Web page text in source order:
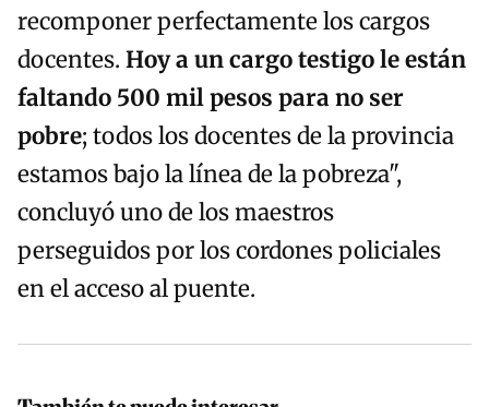
recomponer perfectamente los cargos
docentes. Hoy a un cargo testigo le están
faltando 500 mil pesos para no ser
pobre; todos los docentes de la provincia
estamos bajo la línea de la pobreza",
concluyó uno de los maestros
perseguidos por los cordones policiales
en el acceso al puente.